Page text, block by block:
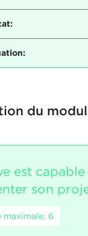
du
est capable
son
maximale: 6